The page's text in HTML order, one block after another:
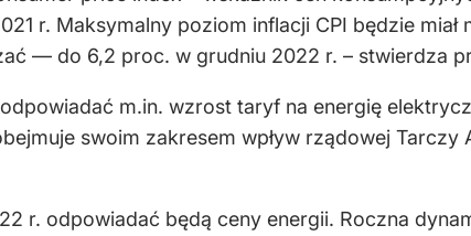
r. Maksymalny poziom inflacji CPI będzie
— do 6,2 proc. w grudniu 2022 r. – stwierdza
m.in. wzrost taryf na energię
swoim zakresem wpływ rządowej
r. odpowiadać będą ceny energii. Roczna